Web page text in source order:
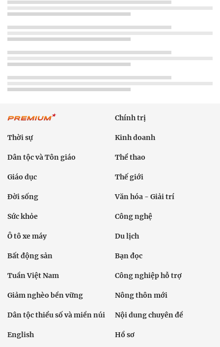
Chính trị
Thời sự Kinh doanh
Dân tộc và Tôn giáo Thể thao
Giáo dục Thế giới
Đời sống Văn hóa - Giải trí
Sức khỏe Công nghệ
Ô tô xe máy Du lịch
Bất động sản Bạn đọc
Tuần Việt Nam Công nghiệp hỗ trợ
Giảm nghèo bền vững Nông thôn mới
Dân tộc thiểu số và miền núi Nội dung chuyên đề
English Hồ sơ